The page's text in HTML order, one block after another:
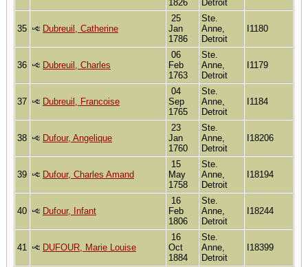
1826 Detroit
35 Dubreuil, Catherine
25
Jan
1786
Ste.
Anne,
Detroit
I1180
36 Dubreuil, Charles
06
Feb
1763
Ste.
Anne,
Detroit
I1179
37 Dubreuil, Francoise
04
Sep
1765
Ste.
Anne,
Detroit
I1184
38 Dufour, Angelique
23
Jan
1760
Ste.
Anne,
Detroit
I18206
39 Dufour, Charles Amand
15
May
1758
Ste.
Anne,
Detroit
I18194
40 Dufour, Infant
16
Feb
1806
Ste.
Anne,
Detroit
I18244
41 DUFOUR, Marie Louise
16
Oct
1884
Ste.
Anne,
Detroit
I18399